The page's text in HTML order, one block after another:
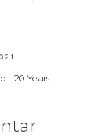
– 20 Years